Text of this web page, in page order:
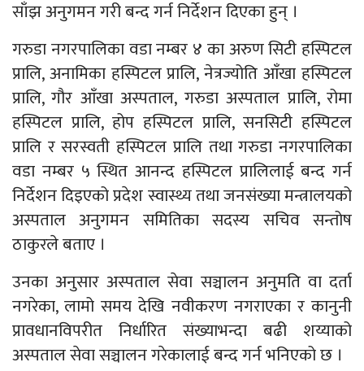
साँझ अनुगमन गरी बन्द गर्न निर्देशन दिएका हुन् ।
गरुडा नगरपालिका वडा नम्बर ४ का अरुण सिटी हस्पिटल
प्रालि, अनामिका हस्पिटल प्रालि, नेत्रज्योति आँखा हस्पिटल
प्रालि, गौर आँखा अस्पताल, गरुडा अस्पताल प्रालि, रोमा
हस्पिटल प्रालि, होप हस्पिटल प्रालि, सनसिटी हस्पिटल
प्रालि र सरस्वती हस्पिटल प्रालि तथा गरुडा नगरपालिका
वडा नम्बर ५ स्थित आनन्द हस्पिटल प्रालिलाई बन्द गर्न
निर्देशन दिइएको प्रदेश स्वास्थ्य तथा जनसंख्या मन्त्रालयको
अस्पताल अनुगमन समितिका सदस्य सचिव सन्तोष
ठाकुरले बताए ।
उनका अनुसार अस्पताल सेवा सञ्चालन अनुमति वा दर्ता
नगरेका, लामो समय देखि नवीकरण नगराएका र कानुनी
प्रावधानविपरीत निर्धारित संख्याभन्दा बढी शय्याको
अस्पताल सेवा सञ्चालन गरेकालाई बन्द गर्न भनिएको छ ।